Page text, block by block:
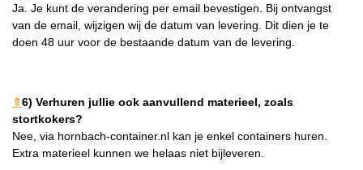
Ja. Je kunt de verandering per email bevestigen. Bij ontvangst
van de email, wijzigen wij de datum van levering. Dit dien je te
doen 48 uur voor de bestaande datum van de levering.
⇑6) Verhuren jullie ook aanvullend materieel, zoals
stortkokers?
Nee, via hornbach-container.nl kan je enkel containers huren.
Extra materieel kunnen we helaas niet bijleveren.